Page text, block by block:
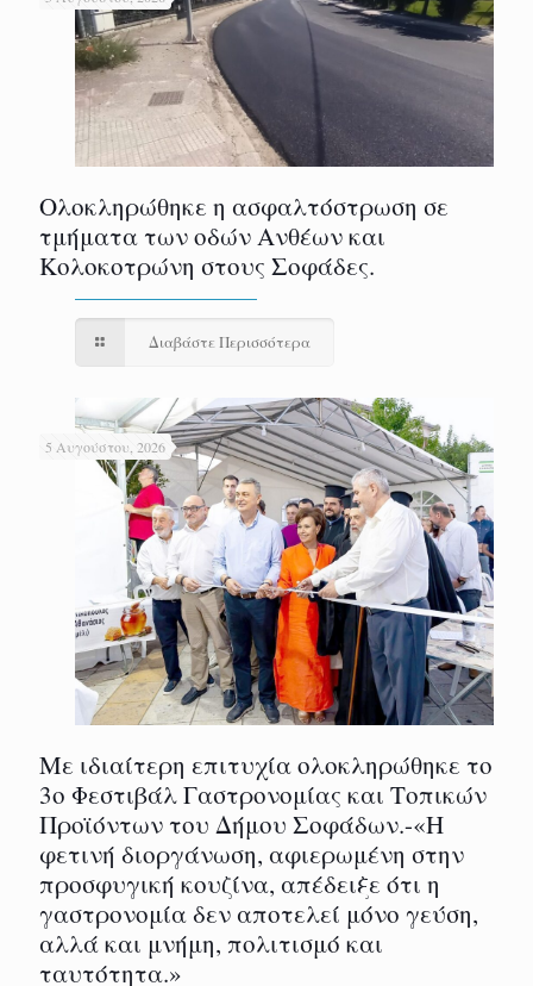
Ολοκληρώθηκε η ασφαλτόστρωση σε
τμήματα των οδών Ανθέων και
Κολοκοτρώνη στους Σοφάδες.
Διαβάστε Περισσότερα
5 Αυγούστου, 2026
Με ιδιαίτερη επιτυχία ολοκληρώθηκε το
3ο Φεστιβάλ Γαστρονομίας και Τοπικών
Προϊόντων του Δήμου Σοφάδων.-«Η
φετινή διοργάνωση, αφιερωμένη στην
προσφυγική κουζίνα, απέδειξε ότι η
γαστρονομία δεν αποτελεί μόνο γεύση,
αλλά και μνήμη, πολιτισμό και
ταυτότητα.»